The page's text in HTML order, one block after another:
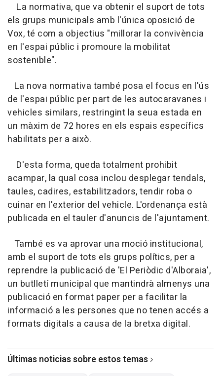
La normativa, que va obtenir el suport de tots
els grups municipals amb l'única oposició de
Vox, té com a objectius "millorar la convivència
en l'espai públic i promoure la mobilitat
sostenible".
La nova normativa també posa el focus en l'ús
de l'espai públic per part de les autocaravanes i
vehicles similars, restringint la seua estada en
un màxim de 72 hores en els espais específics
habilitats per a això.
D'esta forma, queda totalment prohibit
acampar, la qual cosa inclou desplegar tendals,
taules, cadires, estabilitzadors, tendir roba o
cuinar en l'exterior del vehicle. L'ordenança està
publicada en el tauler d'anuncis de l'ajuntament.
També es va aprovar una moció institucional,
amb el suport de tots els grups polítics, per a
reprendre la publicació de 'El Periòdic d'Alboraia',
un butlletí municipal que mantindrà almenys una
publicació en format paper per a facilitar la
informació a les persones que no tenen accés a
formats digitals a causa de la bretxa digital.
Últimas noticias sobre estos temas